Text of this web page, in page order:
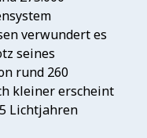
verwundert es
seines
rund 260
kleiner erscheint
Lichtjahren